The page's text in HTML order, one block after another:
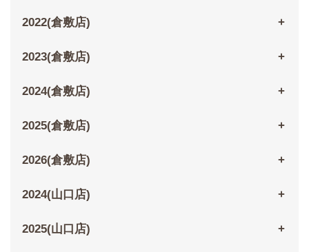
2022(倉敷店)
2023(倉敷店)
2024(倉敷店)
2025(倉敷店)
2026(倉敷店)
2024(山口店)
2025(山口店)